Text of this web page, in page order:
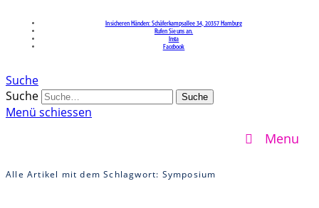
In sicheren Händen: Schäferkampsallee 34, 20357 Hamburg
Rufen Sie uns an.
Insta
Facebook
Suche
Suche
Menü schiessen
Menu
Alle Artikel mit dem Schlagwort: Symposium